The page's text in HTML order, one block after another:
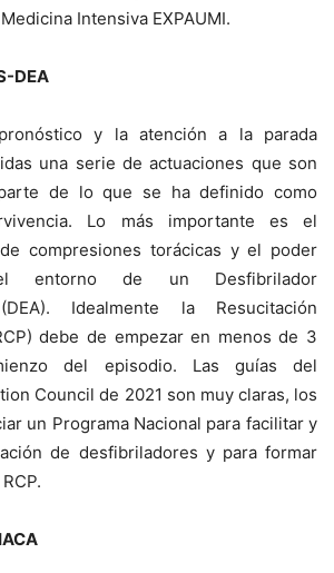
Intensiva EXPAUMI.
DEA
y la atención a la parada
una serie de actuaciones que son
de lo que se ha definido como
Lo más importante es el
compresiones torácicas y el poder
entorno de un Desfibrilador
Idealmente la Resucitación
debe de empezar en menos de 3
del episodio. Las guías del
Council de 2021 son muy claras, los
un Programa Nacional para facilitar y
de desfibriladores y para formar